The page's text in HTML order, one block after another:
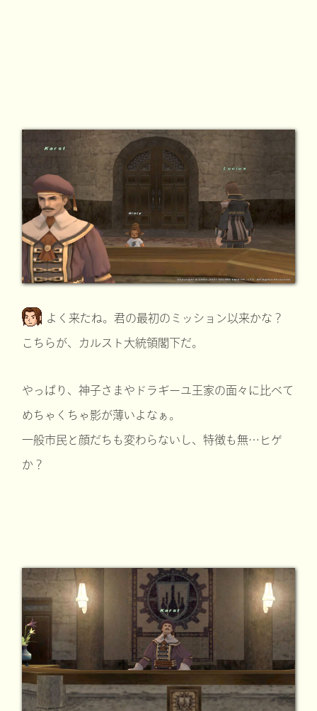
よく来たね。君の最初のミッション以来かな？
こちらが、カルスト大統領閣下だ。
やっぱり、神子さまやドラギーユ王家の面々に比べて
めちゃくちゃ影が薄いよなぁ。
一般市民と顔だちも変わらないし、特徴も無…ヒゲ
か？